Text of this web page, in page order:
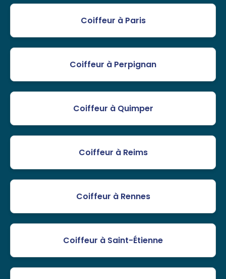
Coiffeur à Paris
Coiffeur à Perpignan
Coiffeur à Quimper
Coiffeur à Reims
Coiffeur à Rennes
Coiffeur à Saint-Étienne